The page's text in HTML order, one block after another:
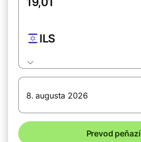
ILS
8. augusta 2026
Prevod peňazí